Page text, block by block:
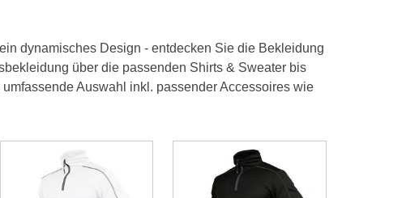
dynamisches Design - entdecken Sie die Bekleidung
über die passenden Shirts & Sweater bis
Auswahl inkl. passender Accessoires wie